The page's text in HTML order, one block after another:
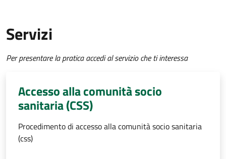
Servizi
Per presentare la pratica accedi al servizio che ti interessa
Accesso alla comunità socio
sanitaria (CSS)
Procedimento di accesso alla comunità socio sanitaria
(css)